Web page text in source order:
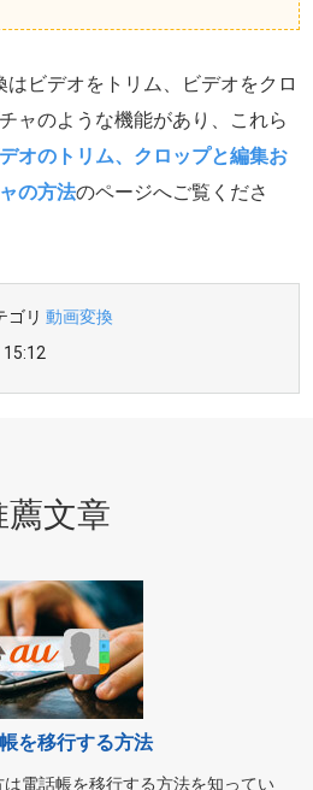
ビデオをトリム、ビデオをクロ
ャのような機能があり、これら
オのトリム、クロップと編集お
の方法のページへご覧くださ
ゴリ動画変換
薦文章
を移行する方法
電話帳を移行する方法を知ってい